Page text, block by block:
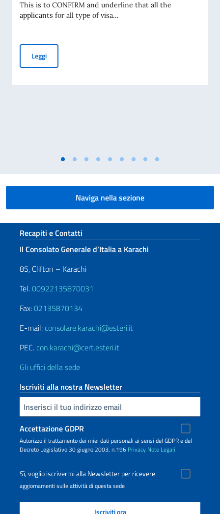
This is to CONFIRM and underline that all the
applicants for all type of visa...
LeggiPUBLIC NOTICE_CLARIFICATION ADDRESSED TO ALL VISA
Naviga nella sezione
Sezione footer
Recapiti e Contatti
Il Consolato Generale d’Italia a Karachi
85, Clifton – Karachi
Tel.00922135870031
Fax:02135870134
E-mail: consolare.karachi@esteri.it
PEC. con.karachi@cert.esteri.it
Gli uffici della sede
Iscriviti alla nostra Newsletter
Inserisci la tua email
Accettazione GDPR
Autorizzo il trattamento dei miei dati personali ai sensi del GDPR e del
Decreto Legislativo 30 giugno 2003, n.196 Privacy Note Legali
Sì, voglio iscrivermi alla Newsletter per ricevere
aggiornamenti sulle attività di questa sede